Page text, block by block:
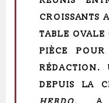
CROISSANTS
TABLE
PIÈCE
RÉDACTION.
DEPUIS LA